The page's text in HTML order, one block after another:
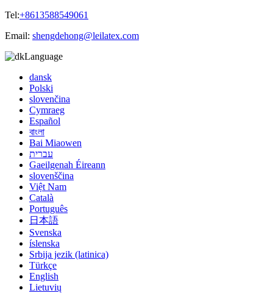
Tel:+8613588549061
Email: shengdehong@leilatex.com
Language
dansk
Polski
slovenčina
Cymraeg
Español
বাংলা
Bai Miaowen
עברית
Gaeilgenah Éireann
slovenščina
Việt Nam
Català
Português
日本語
Svenska
íslenska
Srbija jezik (latinica)
Türkçe
English
Lietuvių